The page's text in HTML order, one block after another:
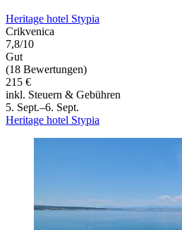
Heritage hotel Stypia
Crikvenica
7,8/10
Gut
(18 Bewertungen)
215 €
inkl. Steuern & Gebühren
5. Sept.–6. Sept.
Heritage hotel Stypia